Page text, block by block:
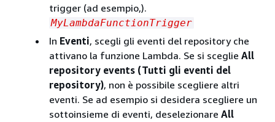
trigger (ad esempio,).
MyLambdaFunctionTrigger
In Eventi, scegli gli eventi del repository che
attivano la funzione Lambda. Se si sceglie All
repository events (Tutti gli eventi del
repository), non è possibile scegliere altri
eventi. Se ad esempio si desidera scegliere un
sottoinsieme di eventi, deselezionare All